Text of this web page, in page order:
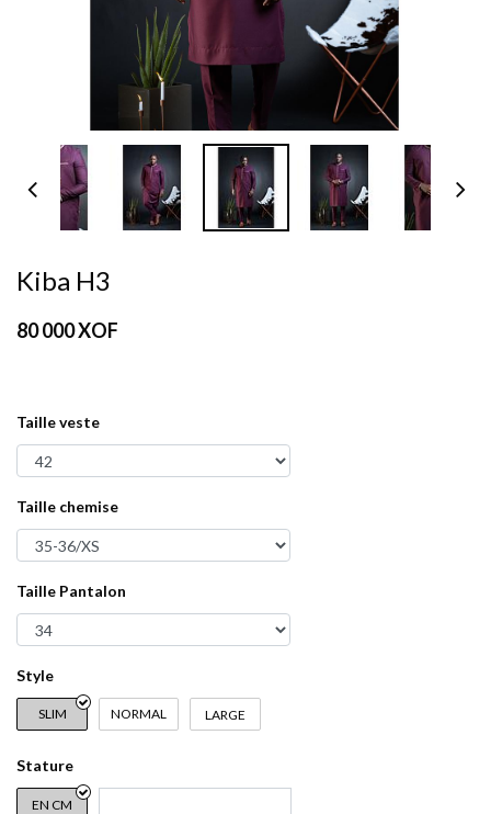
Kiba H3
80 000XOF
Taille veste
Taille chemise
Taille Pantalon
Style
SLIM NORMAL LARGE
Stature
EN CM